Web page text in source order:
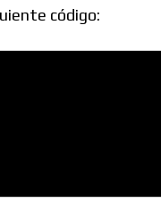
código: